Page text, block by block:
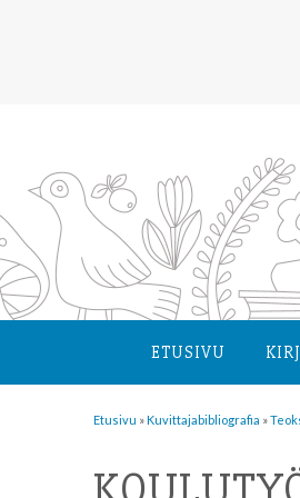
ETUSIVU
Etusivu »Kuvittaja­bibliografia »